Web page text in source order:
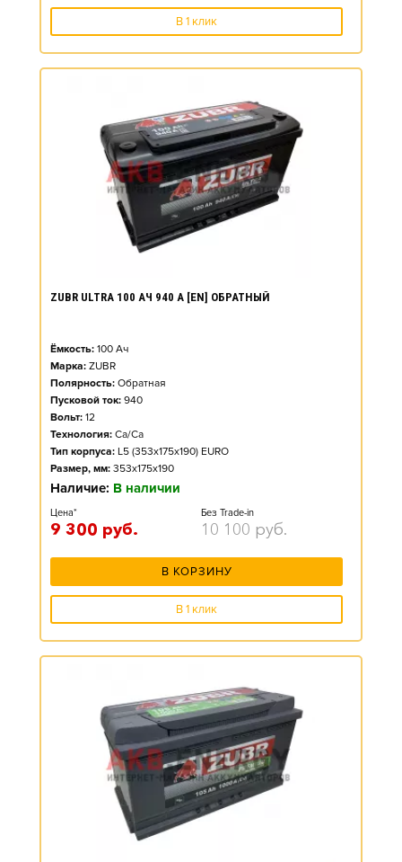
В 1 клик
ZUBR ULTRA 100 АЧ 940 А [EN] ОБРАТНЫЙ
Ёмкость: 100 Ач
Марка: ZUBR
Полярность: Обратная
Пусковой ток: 940
Вольт: 12
Технология: Ca/Ca
Тип корпуса: L5 (353x175x190) EURO
Размер, мм: 353x175x190
Наличие: В наличии
Цена*
9 300 руб.
Без Trade-in
10 100 руб.
В КОРЗИНУ
В 1 клик